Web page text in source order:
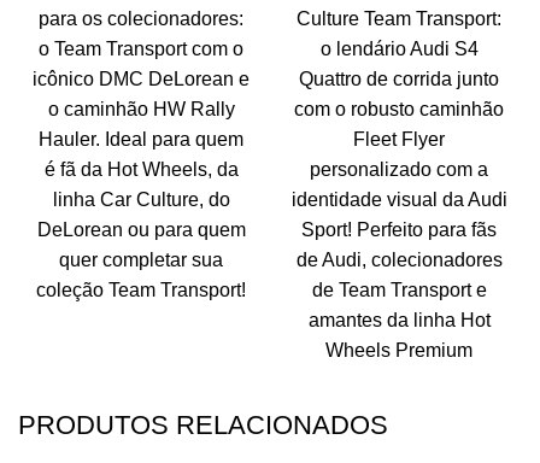
para os colecionadores:
o Team Transport com o
icônico DMC DeLorean e
o caminhão HW Rally
Hauler. Ideal para quem
é fã da Hot Wheels, da
linha Car Culture, do
DeLorean ou para quem
quer completar sua
coleção Team Transport!
Culture Team Transport:
o lendário Audi S4
Quattro de corrida junto
com o robusto caminhão
Fleet Flyer
personalizado com a
identidade visual da Audi
Sport! Perfeito para fãs
de Audi, colecionadores
de Team Transport e
amantes da linha Hot
Wheels Premium
PRODUTOS RELACIONADOS